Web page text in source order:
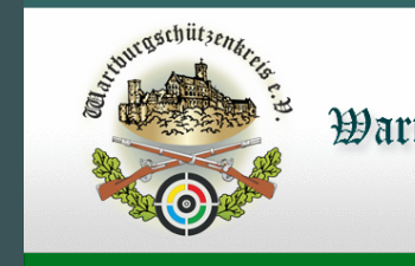
Unter dem Inhalt